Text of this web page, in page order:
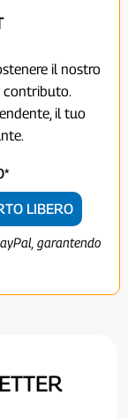
il nostro
contributo.
il tuo
LIBERO
garantendo